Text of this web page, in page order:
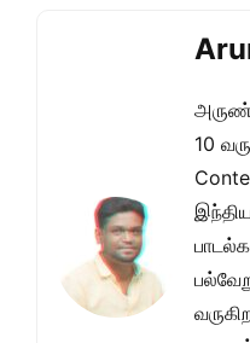
அருண்
10